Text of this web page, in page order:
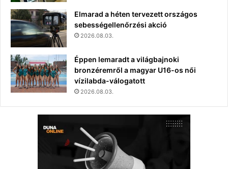
Elmarad a héten tervezett országos
sebességellenőrzési akció
2026.08.03.
Éppen lemaradt a világbajnoki
bronzéremről a magyar U16-os női
vízilabda-válogatott
2026.08.03.